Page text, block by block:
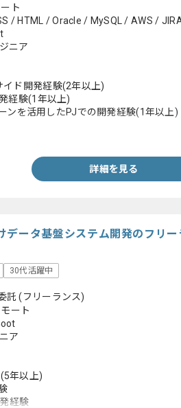
ト
/ HTML / Oracle / MySQL / AWS /
ニア
イド開発経験(2年以上)
経験(1年以上)
ンを活用したPJでの開発経験(1年以上)
(1年以上)
詳細を見る
データ基盤システム開発のフリ
30代活躍中
託(フリーランス)
ート
ア
年以上)
経験